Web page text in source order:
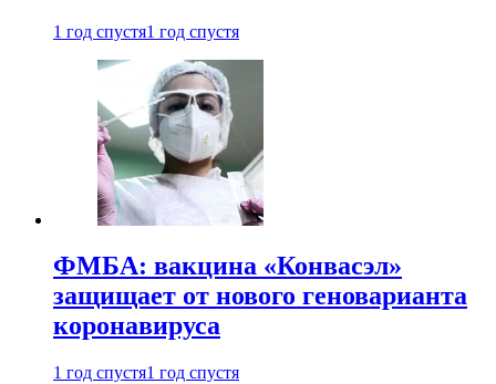
1 год спустя1 год спустя
ФМБА: вакцина «Конвасэл»
защищает от нового геноварианта
коронавируса
1 год спустя1 год спустя